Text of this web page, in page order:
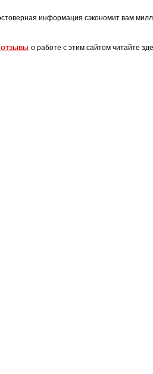
информация сэкономит вам
о работе с этим сайтом читайте